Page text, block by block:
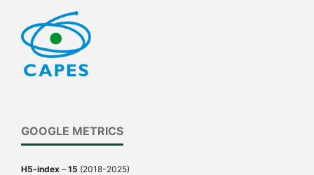
GOOGLE METRICS
H5-index – 15 (2018-2025)